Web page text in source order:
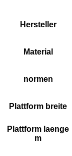
Hersteller
Material
normen
Plattform breite
Plattform laenge
m